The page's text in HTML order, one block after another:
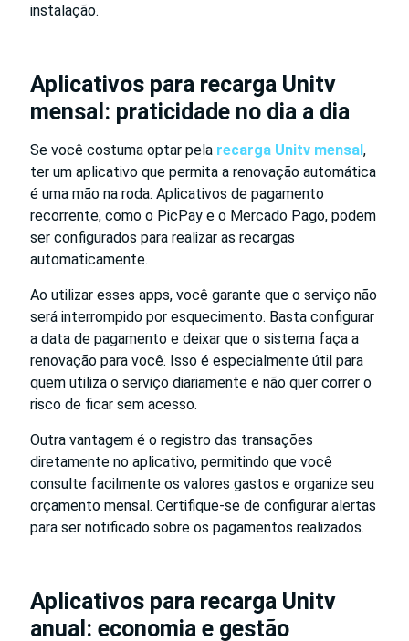
instalação.
Aplicativos para recarga Unitv
mensal: praticidade no dia a dia
Se você costuma optar pela recarga Unitv mensal,
ter um aplicativo que permita a renovação automática
é uma mão na roda. Aplicativos de pagamento
recorrente, como o PicPay e o Mercado Pago, podem
ser configurados para realizar as recargas
automaticamente.
Ao utilizar esses apps, você garante que o serviço não
será interrompido por esquecimento. Basta configurar
a data de pagamento e deixar que o sistema faça a
renovação para você. Isso é especialmente útil para
quem utiliza o serviço diariamente e não quer correr o
risco de ficar sem acesso.
Outra vantagem é o registro das transações
diretamente no aplicativo, permitindo que você
consulte facilmente os valores gastos e organize seu
orçamento mensal. Certifique-se de configurar alertas
para ser notificado sobre os pagamentos realizados.
Aplicativos para recarga Unitv
anual: economia e gestão